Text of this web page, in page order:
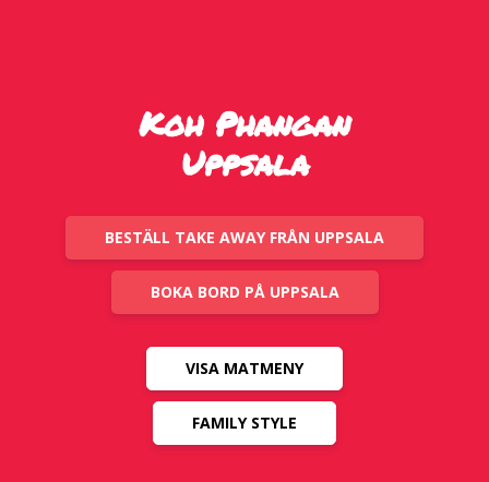
Koh Phangan
Uppsala
BESTÄLL TAKE AWAY FRÅN UPPSALA
BOKA BORD PÅ UPPSALA
VISA MATMENY
FAMILY STYLE